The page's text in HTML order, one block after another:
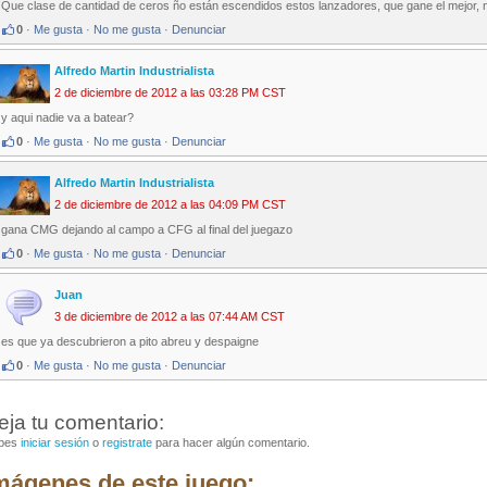
Que clase de cantidad de ceros ño están escendidos estos lanzadores, que gane el mejor,
0 · Me gusta · No me gusta · Denunciar
Alfredo Martin Industrialista
2 de diciembre de 2012 a las 03:28 PM CST
y aqui nadie va a batear?
0 · Me gusta · No me gusta · Denunciar
Alfredo Martin Industrialista
2 de diciembre de 2012 a las 04:09 PM CST
gana CMG dejando al campo a CFG al final del juegazo
0 · Me gusta · No me gusta · Denunciar
Juan
3 de diciembre de 2012 a las 07:44 AM CST
es que ya descubrieron a pito abreu y despaigne
0 · Me gusta · No me gusta · Denunciar
tu comentario:
iniciar sesión o registrate para hacer algún comentario.